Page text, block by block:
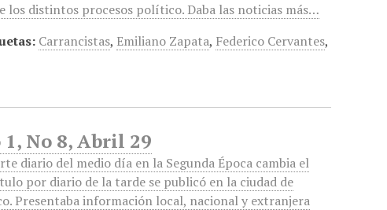
los distintos procesos político. Daba las noticias más…
Carrancistas, Emiliano Zapata, Federico Cervantes,
No 8, Abril 29
diario del medio día en la Segunda Época cambia el
por diario de la tarde se publicó en la ciudad de
Presentaba información local, nacional y extranjera